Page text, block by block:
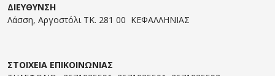
ΔΙΕΥΘΥΝΣΗ
Λάσση, Αργοστόλι ΤΚ. 281 00 ΚΕΦΑΛΛΗΝΙΑΣ
ΣΤΟΙΧΕΙΑ ΕΠΙΚΟΙΝΩΝΙΑΣ